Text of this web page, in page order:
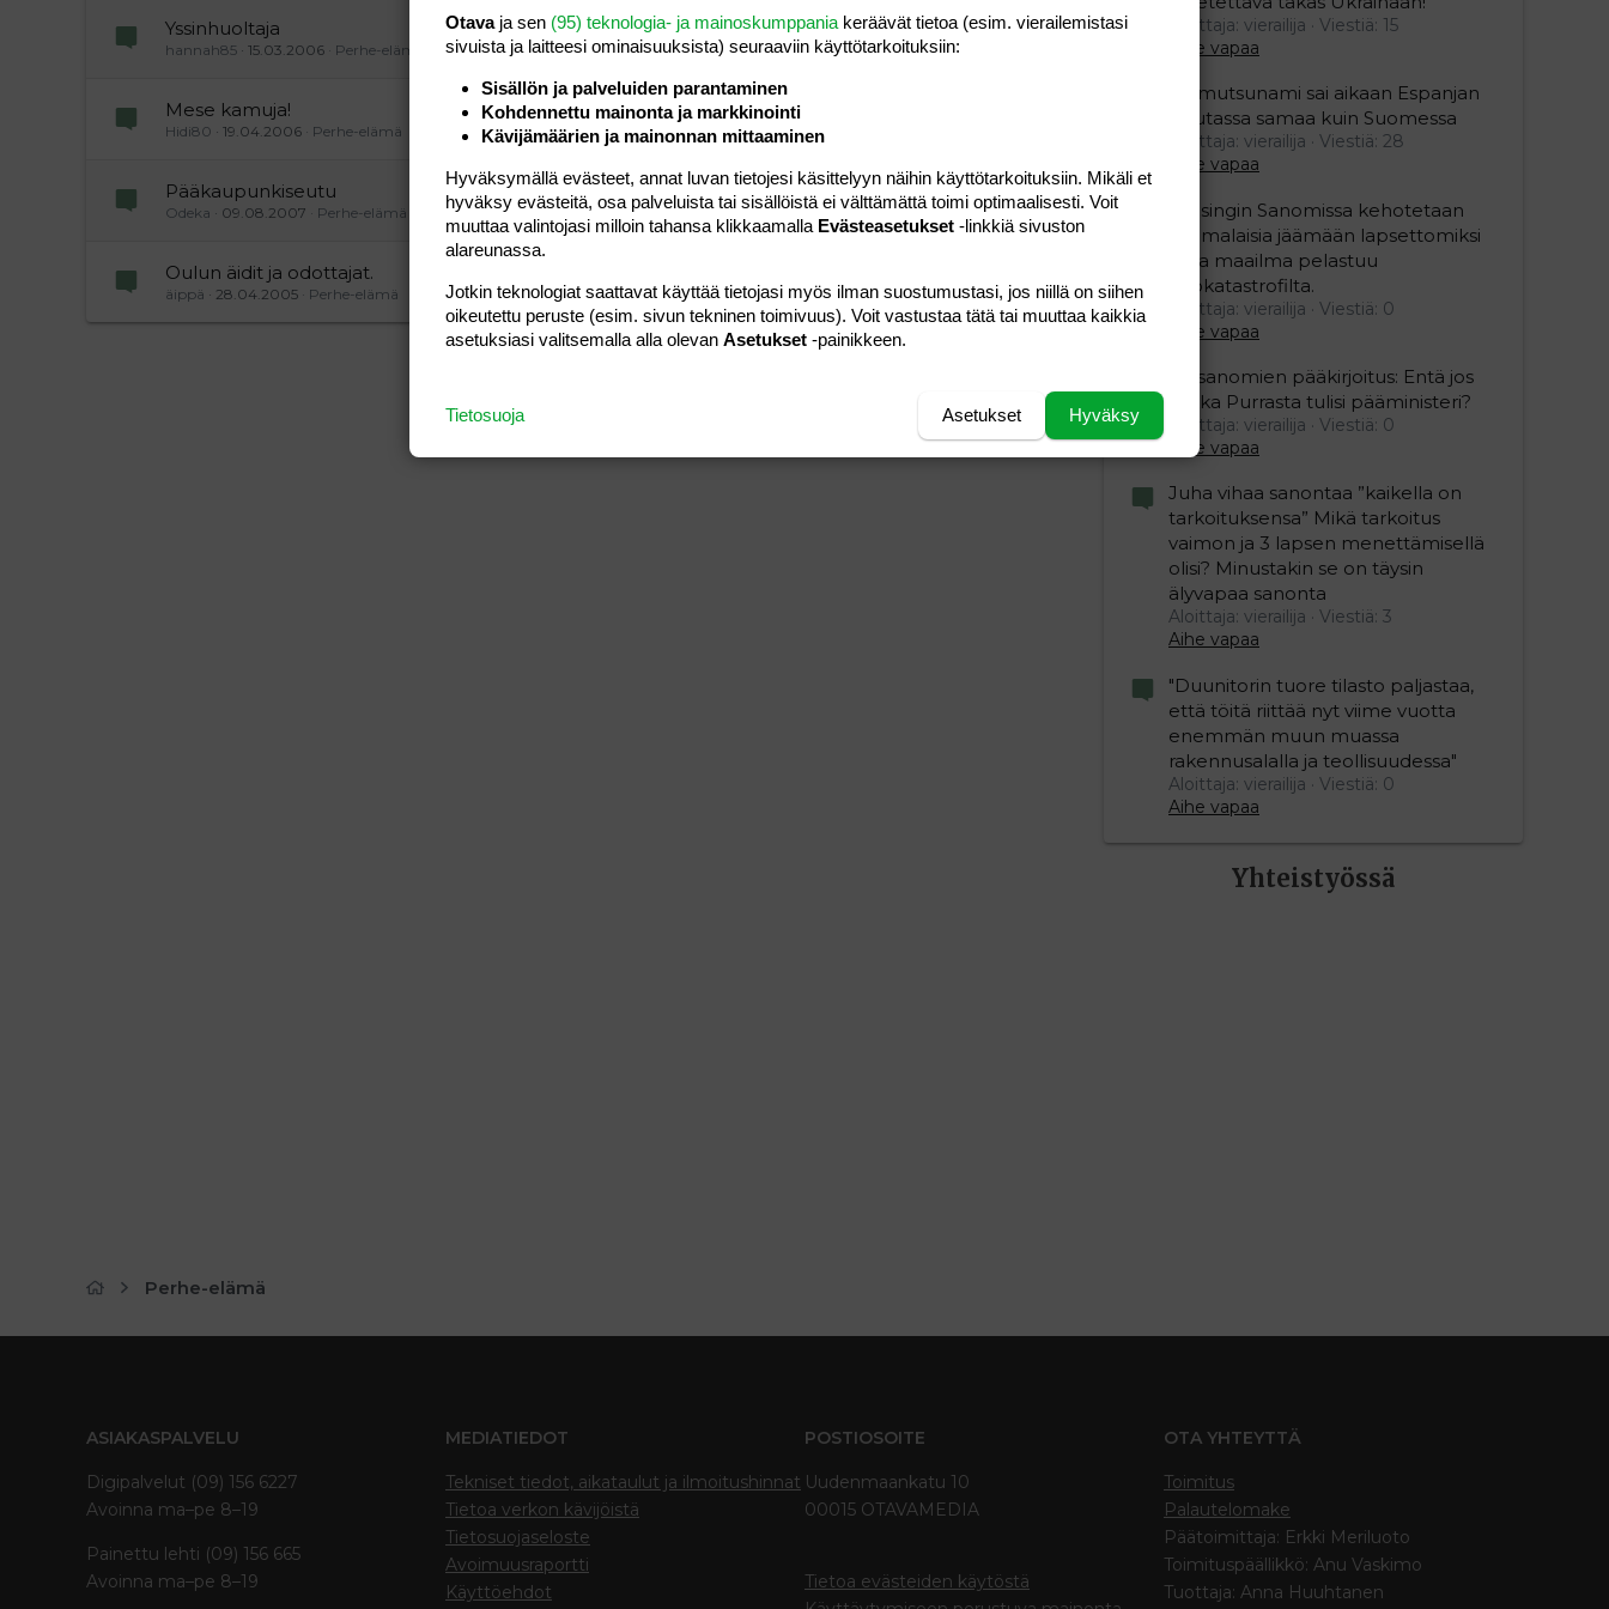
Yssinhuoltaja
hannah85 15.03.2006 Perhe-elämä
Viestiä 1
Luettu 384
17.03.2006
Tunrida
Mese kamuja!
Hidi80 19.04.2006 Perhe-elämä
Viestiä 0
Luettu 244
Pääkaupunkiseutu
Odeka 09.08.2007 Perhe-elämä
Viestiä 0
Luettu 211
09.08.2007
Odeka
Oulun äidit ja odottajat.
äippä 28.04.2005 Perhe-elämä Luettu 227
katja80
Aloittaja: vierailija
Viestiä: 15
Aihe vapaa
Mamutsunami sai aikaan Espanjan
Ceutassa samaa kuin Suomessa
Aloittaja: vierailija
Viestiä: 28
Aihe vapaa
Helsingin Sanomissa kehotetaan
suomalaisia jäämään lapsettomiksi
jotta maailma pelastuu
ekokatastrofilta.
Aloittaja: vierailija
Viestiä: 0
Aihe vapaa
Iltasanomien pääkirjoitus: Entä jos
Riikka Purrasta tulisi pääministeri?
Aloittaja: vierailija
Viestiä: 0
Aihe vapaa
Juha vihaa sanontaa ”kaikella on
tarkoituksensa” Mikä tarkoitus
vaimon ja 3 lapsen menettämisellä
olisi? Minustakin se on täysin
älyvapaa sanonta
Aloittaja: vierailija
Viestiä: 3
Aihe vapaa
"Duunitorin tuore tilasto paljastaa,
että töitä riittää nyt viime vuotta
enemmän muun muassa
rakennusalalla ja teollisuudessa"
Aloittaja: vierailija
Viestiä: 0
Aihe vapaa
Yhteistyössä
Perhe-elämä
ASIAKASPALVELU
Digipalvelut (09) 156 6227
Avoinna ma–pe 8–19
Painettu lehti (09) 156 665
Avoinna ma–pe 8–19
MEDIATIEDOT
Tekniset tiedot, aikataulut ja ilmoitushinnat
Tietoa verkon kävijöistä
Tietosuojaseloste
Avoimuusraportti
Käyttöehdot
POSTIOSOITE
Uudenmaankatu 10
00015 OTAVAMEDIA
Tietoa evästeiden käytöstä
OTA YHTEYTTÄ
Toimitus
Palautelomake
Päätoimittaja: Erkki Meriluoto
Toimituspäällikkö: Anu Vaskimo
Tuottaja: Anna Huuhtanen
Otavaja sen (95) teknologia- ja mainoskumppania keräävät tietoa (esim. vierailemis­tasi
sivuista ja laitteesi ominaisuuk­sista) seuraaviin käyttötarkoituksiin:
Sisällön ja palveluiden parantaminen
Kohdennettu mainonta ja markkinointi
Kävijämäärien ja mainonnan mittaaminen
Hyväksymällä evästeet, annat luvan tietojesi käsittelyyn näihin käyttötarkoituksiin. Mikäli et
hyväksy evästeitä, osa palveluista tai sisällöistä ei välttämättä toimi optimaalisesti. Voit
muuttaa valintojasi milloin tahansa klikkaamalla Evästeasetukset -linkkiä sivuston
alareunassa.
Jotkin teknologiat saattavat käyttää tietojasi myös ilman suostumustasi, jos niillä on siihen
oikeutettu peruste (esim. sivun tekninen toimivuus). Voit vastustaa tätä tai muuttaa kaikkia
asetuksiasi valitsemalla alla olevan Asetukset -painikkeen.
Hyväksy
Asetukset
Tietosuoja